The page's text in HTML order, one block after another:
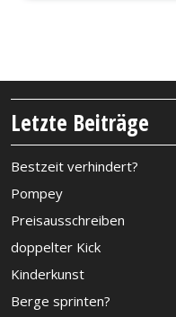
Letzte Beiträge
Bestzeit verhindert?
Pompey
Preisausschreiben
doppelter Kick
Kinderkunst
Berge sprinten?